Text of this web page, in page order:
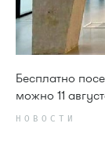
Бесплатно
можно 11
НОВОСТИ